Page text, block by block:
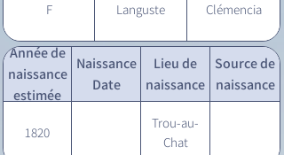
F Languste Clémencia
Année de
naissance
estimée
Naissance
Date
Lieu de
naissance
Source de
naissance
1820
Trou-au-
Chat